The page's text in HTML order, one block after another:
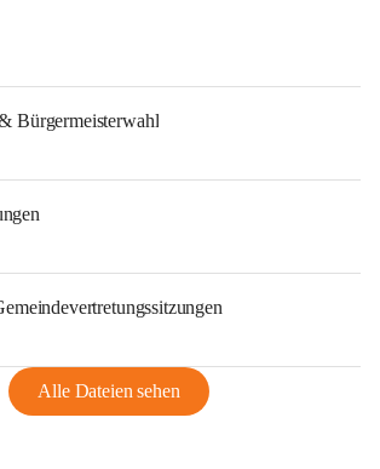
Bürgermeisterwahl
Alle Dateien sehen